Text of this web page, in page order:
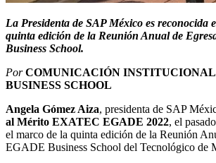
La Presidenta de SAP México es reconocida
quinta edición de la Reunión Anual de
Business School.
Por COMUNICACIÓN INSTITUCIONAL
BUSINESS SCHOOL
Angela Gómez Aiza, presidenta de SAP
al Mérito EXATEC EGADE 2022, el
el marco de la quinta edición de la Reunión
EGADE Business School del Tecnológico de